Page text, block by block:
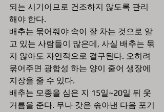
되는 시기이므로 건조하지 않도록 관리
해야 한다.
배추는 묶어줘야 속이 잘 차는 것으로 알
고 있는 사람들이 많은데, 사실 배추는 묶
지 않아도 자연적으로 결구된다. 오히려
묶어주면 광합성 하는 양이 줄어 생장에
지장을 줄 수 있다.
배추는 모종을 심은 지 15일~20일 뒤 웃
거름을 준다. 무나 갓은 솎아낸 다음 포기